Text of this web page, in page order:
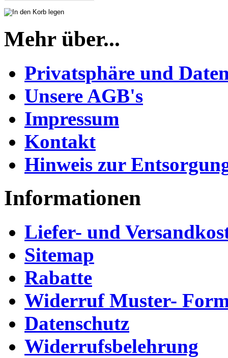
Mehr über...
Privatsphäre und
Unsere AGB's
Impressum
Kontakt
Hinweis zur
Informationen
Liefer- und
Sitemap
Rabatte
Widerruf Muster-
Datenschutz
Widerrufsbelehrung